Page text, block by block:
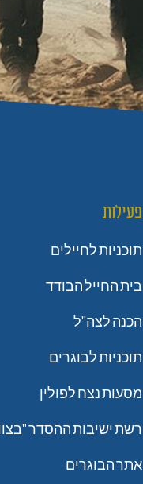
פעילות
תוכניות לחיילים
בית החייל הבודד
הכנה לצה"ל
תוכניות לבוגרים
מסעות נצח לפולין
רשת ישיבות ההסדר
אתר הבוגרים